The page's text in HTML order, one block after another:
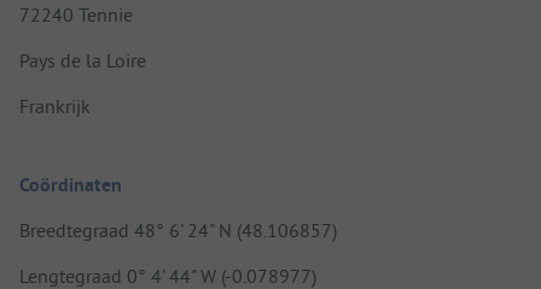
72240 Tennie
Pays de la Loire
Frankrijk
Coördinaten
Breedtegraad 48° 6' 24" N (48.106857)
Lengtegraad 0° 4' 44" W (-0.078977)